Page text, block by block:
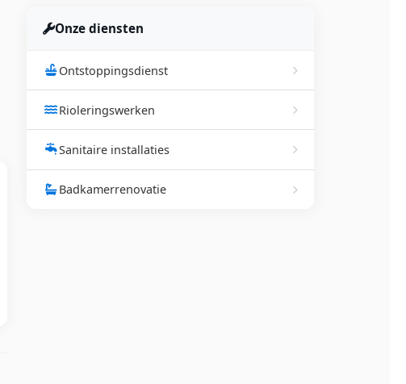
Onze diensten
Ontstoppingsdienst
Rioleringswerken
Sanitaire installaties
Badkamerrenovatie